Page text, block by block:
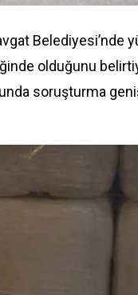
Belediyesi’nde
olduğunu
soruşturma